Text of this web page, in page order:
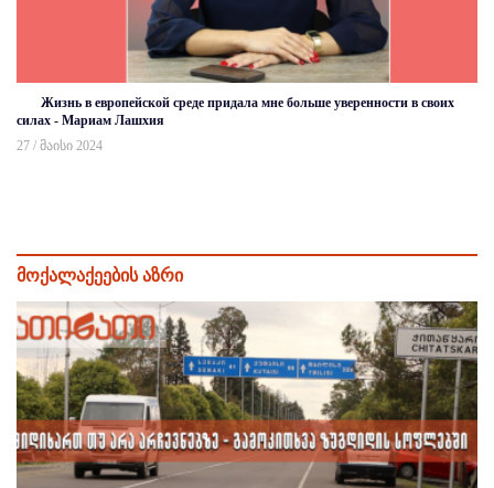
Жизнь в европейской среде придала мне больше уверенности в своих
силах - Мариам Лашхия
27 / მაისი 2024
მოქალაქეების აზრი